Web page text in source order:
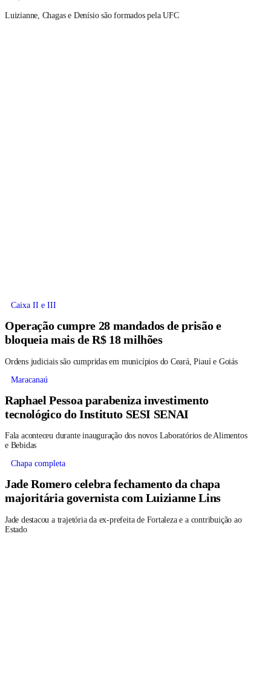
Luizianne, Chagas e Denísio são formados pela UFC
Caixa II e III
Operação cumpre 28 mandados de prisão e
bloqueia mais de R$ 18 milhões
Ordens judiciais são cumpridas em municípios do Ceará, Piauí e Goiás
Maracanaú
Raphael Pessoa parabeniza investimento
tecnológico do Instituto SESI SENAI
Fala aconteceu durante inauguração dos novos Laboratórios de Alimentos
e Bebidas
Chapa completa
Jade Romero celebra fechamento da chapa
majoritária governista com Luizianne Lins
Jade destacou a trajetória da ex-prefeita de Fortaleza e a contribuição ao
Estado